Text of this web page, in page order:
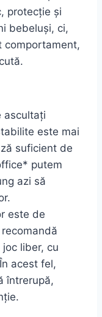
protecție și
bebeluși, ci,
comportament,
ascultați
este mai
suficient de
putem
azi să
este de
liber, cu
acest fel,
întrerupă,